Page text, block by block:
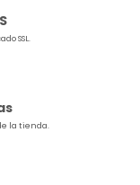
SSL.
la tienda.